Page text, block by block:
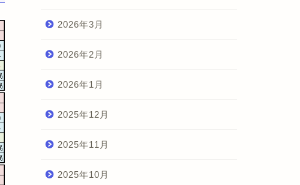
2026年3月
2026年2月
2026年1月
2025年12月
2025年11月
2025年10月